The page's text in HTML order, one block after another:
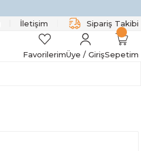
İletişim Sipariş Takibi
FavorilerimÜye / GirişSepetim